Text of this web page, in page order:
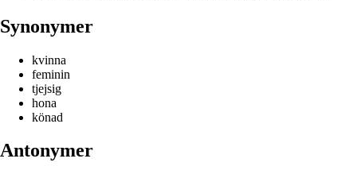
Synonymer
kvinna
feminin
tjejsig
hona
könad
Antonymer